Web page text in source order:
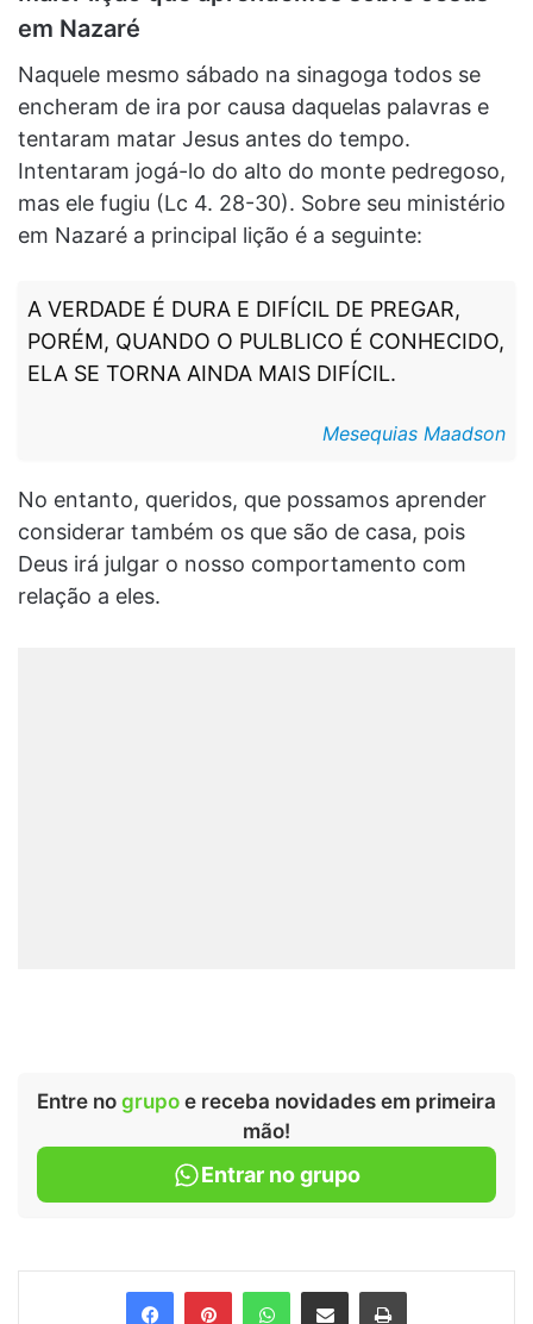
em Nazaré
Naquele mesmo sábado na sinagoga todos se
encheram de ira por causa daquelas palavras e
tentaram matar Jesus antes do tempo.
Intentaram jogá-lo do alto do monte pedregoso,
mas ele fugiu (Lc 4. 28-30). Sobre seu ministério
em Nazaré a principal lição é a seguinte:
A VERDADE É DURA E DIFÍCIL DE PREGAR,
PORÉM, QUANDO O PULBLICO É CONHECIDO,
ELA SE TORNA AINDA MAIS DIFÍCIL.
Mesequias Maadson
No entanto, queridos, que possamos aprender
considerar também os que são de casa, pois
Deus irá julgar o nosso comportamento com
relação a eles.
Entre no grupo e receba novidades em primeira
mão!
Entrar no grupo
FacebookPinterestWhatsApp
Compartilhar via e-mail Imprimir